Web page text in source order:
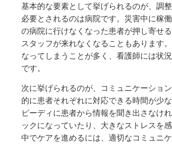
基本的な要素として挙げられるのが、調
必要とされるのは病院です。災害中に稼
の病院に行けなくなった患者が押し寄せ
スタッフが来れなくなることもあります
なってしまうことが多く、看護師には状
です。
次に挙げられるのが、コミュニケーショ
的に患者それぞれに対応できる時間が少
ピーディに患者から情報を聞き出さなけ
ックになっていたり、大きなストレスを
中でケアを進めるには、適切なコミュニ